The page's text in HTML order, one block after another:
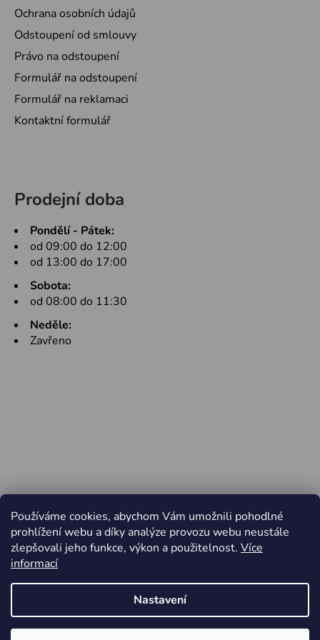
Používáme cookies, abychom Vám umožnili pohodlné
prohlížení webu a díky analýze provozu webu neustále
zlepšovali jeho funkce, výkon a použitelnost. Více
informací
Nastavení
Ochrana osobních údajů
Odstoupení od smlouvy
Právo na odstoupení
Formulář na odstoupení
Formulář na reklamaci
Kontaktní formulář
Prodejní doba
Pondělí - Pátek:
od 09:00 do 12:00
od 13:00 do 17:00
Sobota:
od 08:00 do 11:30
Neděle:
Zavřeno
Vytvořil Shoptet